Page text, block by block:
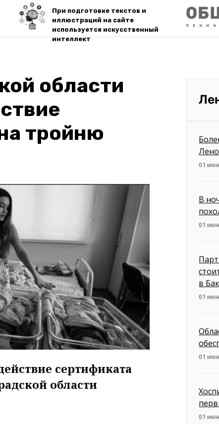
При подготовке текстов и
иллюстраций на сайте
используется искусственный
интеллект
области
тройню
сертификата
области
01
В
01
в
01
01
01